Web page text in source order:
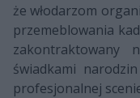
że włodarzom
przemeblowania
zakontraktowany
świadkami
profesjonalnej